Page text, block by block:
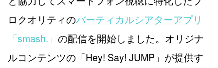
ロクオリティのバーティカルシアターアプリ
「smash.」 の配信を開始しました。オリジナ
ルコンテンツの「Hey! Say! JUMP」が提供す